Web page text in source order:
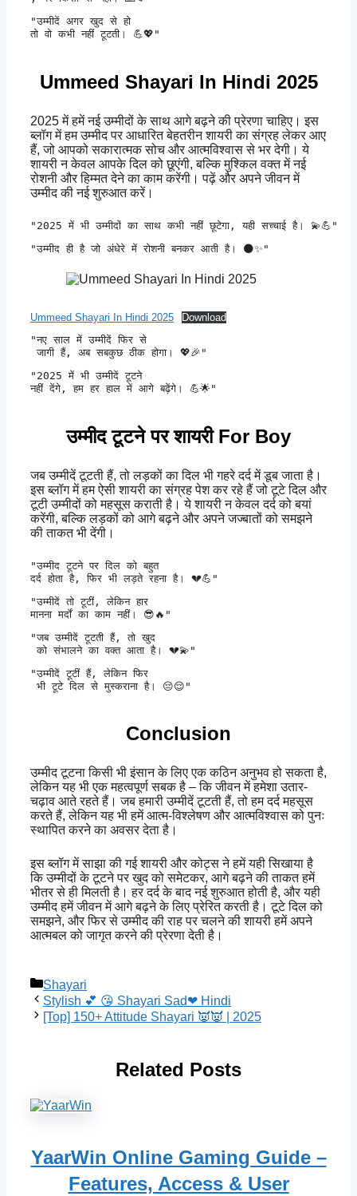
"उम्मीदें अगर खुद से हो
तो वो कभी नहीं टूटती। 💪💖"
Ummeed Shayari In Hindi 2025
2025 में हमें नई उम्मीदों के साथ आगे बढ़ने की प्रेरणा चाहिए। इस
ब्लॉग में हम उम्मीद पर आधारित बेहतरीन शायरी का संग्रह लेकर आए
हैं, जो आपको सकारात्मक सोच और आत्मविश्वास से भर देगी। ये
शायरी न केवल आपके दिल को छूएंगी, बल्कि मुश्किल वक्त में नई
रोशनी और हिम्मत देने का काम करेंगी। पढ़ें और अपने जीवन में
उम्मीद की नई शुरुआत करें।
"2025 में भी उम्मीदों का साथ कभी नहीं छूटेगा, यही सच्चाई है। 💫💪"
"उम्मीद ही है जो अंधेरे में रोशनी बनकर आती है। 🌑✨"
Ummeed Shayari In Hindi 2025
Download
"नए साल में उम्मीदें फिर से
जागी हैं, अब सबकुछ ठीक होगा। 💖🎉"
"2025 में भी उम्मीदें टूटने
नहीं देंगे, हम हर हाल में आगे बढ़ेंगे। 💪🌟"
उम्मीद टूटने पर शायरी For Boy
जब उम्मीदें टूटती हैं, तो लड़कों का दिल भी गहरे दर्द में डूब जाता है।
इस ब्लॉग में हम ऐसी शायरी का संग्रह पेश कर रहे हैं जो टूटे दिल और
टूटी उम्मीदों को महसूस कराती है। ये शायरी न केवल दर्द को बयां
करेंगी, बल्कि लड़कों को आगे बढ़ने और अपने जज्बातों को समझने
की ताकत भी देंगी।
"उम्मीद टूटने पर दिल को बहुत
दर्द होता है, फिर भी लड़ते रहना है। 💔💪"
"उम्मीदें तो टूटीं, लेकिन हार
मानना मर्दों का काम नहीं। 😎🔥"
"जब उम्मीदें टूटती हैं, तो खुद
को संभालने का वक्त आता है। 💔💫"
"उम्मीदें टूटीं हैं, लेकिन फिर
भी टूटे दिल से मुस्कराना है। 😔😌"
Conclusion
उम्मीद टूटना किसी भी इंसान के लिए एक कठिन अनुभव हो सकता है,
लेकिन यह भी एक महत्वपूर्ण सबक है – कि जीवन में हमेशा उतार-
चढ़ाव आते रहते हैं। जब हमारी उम्मीदें टूटती हैं, तो हम दर्द महसूस
करते हैं, लेकिन यह भी हमें आत्म-विश्लेषण और आत्मविश्वास को पुनः
स्थापित करने का अवसर देता है।
इस ब्लॉग में साझा की गई शायरी और कोट्स ने हमें यही सिखाया है
कि उम्मीदों के टूटने पर खुद को समेटकर, आगे बढ़ने की ताकत हमें
भीतर से ही मिलती है। हर दर्द के बाद नई शुरुआत होती है, और यही
उम्मीद हमें जीवन में आगे बढ़ने के लिए प्रेरित करती है। टूटे दिल को
समझने, और फिर से उम्मीद की राह पर चलने की शायरी हमें अपने
आत्मबल को जागृत करने की प्रेरणा देती है।
Categories
Shayari
Stylish 💕 😘 Shayari Sad❤ Hindi
[Top] 150+ Attitude Shayari 👿👿 | 2025
Related Posts
YaarWin Online Gaming Guide –
Features, Access & User